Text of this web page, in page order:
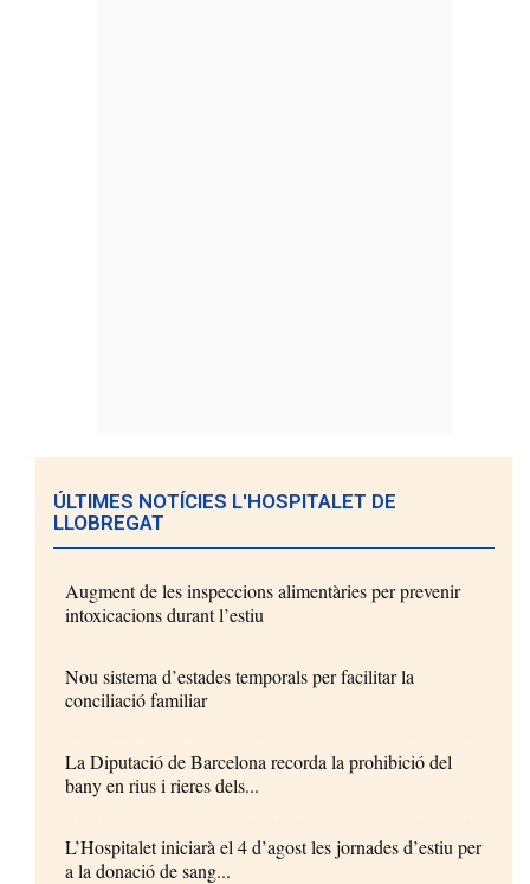
ÚLTIMES NOTÍCIES L'HOSPITALET DE
LLOBREGAT
Augment de les inspeccions alimentàries per prevenir
intoxicacions durant l’estiu
Nou sistema d’estades temporals per facilitar la
conciliació familiar
La Diputació de Barcelona recorda la prohibició del
bany en rius i rieres dels...
L’Hospitalet iniciarà el 4 d’agost les jornades d’estiu per
a la donació de sang...